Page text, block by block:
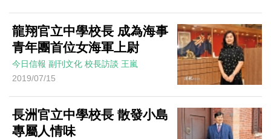
龍翔官立中學校長 成為海事
青年團首位女海軍上尉
今日信報 副刊文化 校長訪談 王嵐
2019/07/15
長洲官立中學校長 散發小島
專屬人情味